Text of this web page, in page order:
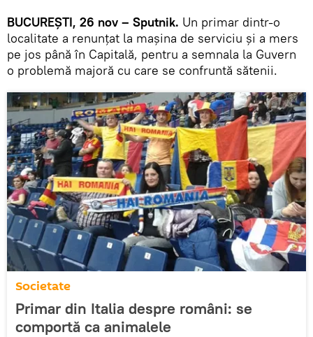
BUCUREȘTI, 26 nov – Sputnik. Un primar dintr-o
localitate a renunțat la mașina de serviciu și a mers
pe jos până în Capitală, pentru a semnala la Guvern
o problemă majoră cu care se confruntă sătenii.
Societate
Primar din Italia despre români: se
comportă ca animalele